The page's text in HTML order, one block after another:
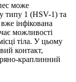
може
типу 1 (HSV-1) та
інфікована
можливості
тіла. У цьому
контакт,
краплинний